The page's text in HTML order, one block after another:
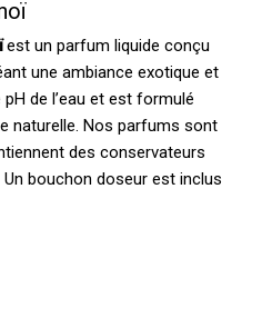
est un parfum liquide conçu
une ambiance exotique et
de l’eau et est formulé
naturelle. Nos parfums sont
des conservateurs
bouchon doseur est inclus